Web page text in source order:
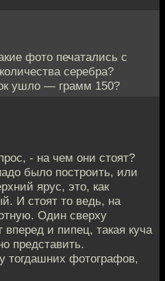
фото печатались с
серебра?
ушло — грамм 150?
- на чем они стоят?
было построить, или
ярус, это, как
И стоят то ведь, на
Один сверху
и пипец, такая куча
представить.
тогдашних фотографов,